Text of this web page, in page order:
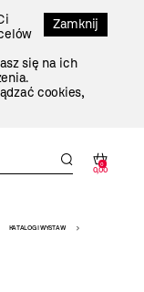
Zamknij
się na ich
cookies,
0
0,00
KATALOGI WYSTAW